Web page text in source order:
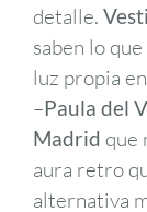
detalle.
saben lo
luz propia
–Paula del
Madrid que
aura retro
alternativa